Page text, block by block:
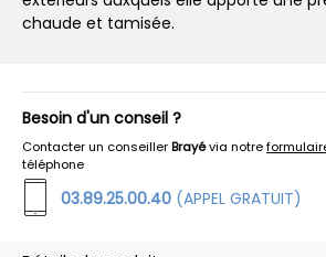
chaude et tamisée.
Besoin d'un conseil ?
Contacter un conseillerBrayévia notre
téléphone
03.89.25.00.40 (APPEL GRATUIT)